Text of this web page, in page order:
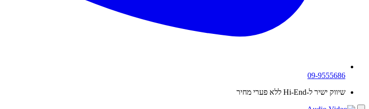
09-9555686
שיווק ישיר ל-Hi-End ללא פערי מחיר